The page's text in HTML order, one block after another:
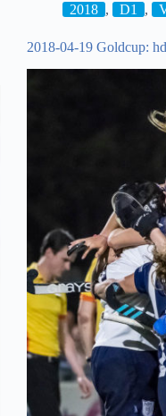
2018 , D1 ,
2018-04-19 Goldcup: